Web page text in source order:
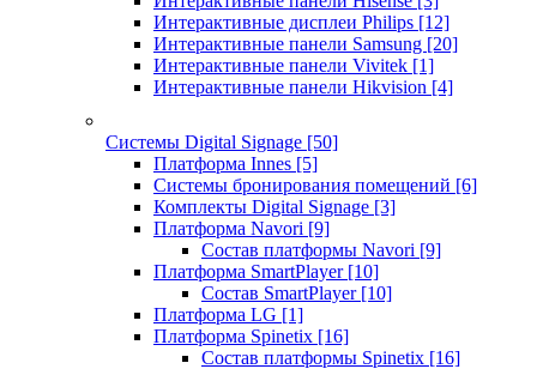
Интерактивные дисплеи Philips [12]
Интерактивные панели Samsung [20]
Интерактивные панели Vivitek [1]
Интерактивные панели Hikvision [4]
Системы Digital Signage [50]
Платформа Innes [5]
Системы бронирования помещений [6]
Комплекты Digital Signage [3]
Платформа Navori [9]
Состав платформы Navori [9]
Платформа SmartPlayer [10]
Состав SmartPlayer [10]
Платформа LG [1]
Платформа Spinetix [16]
Состав платформы Spinetix [16]